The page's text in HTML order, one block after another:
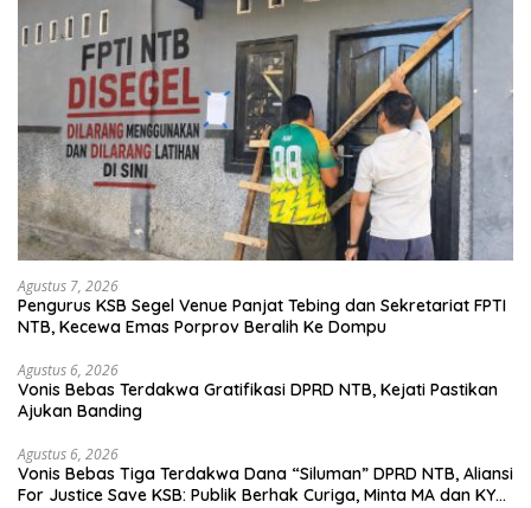
Agustus 7, 2026
Pengurus KSB Segel Venue Panjat Tebing dan Sekretariat FPTI
NTB, Kecewa Emas Porprov Beralih Ke Dompu
Agustus 6, 2026
Vonis Bebas Terdakwa Gratifikasi DPRD NTB, Kejati Pastikan
Ajukan Banding
Agustus 6, 2026
Vonis Bebas Tiga Terdakwa Dana “Siluman” DPRD NTB, Aliansi
For Justice Save KSB: Publik Berhak Curiga, Minta MA dan KY